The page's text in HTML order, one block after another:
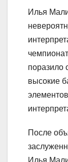
Илья
поразило
высокие
После